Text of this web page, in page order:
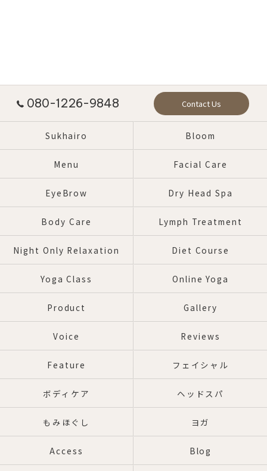
080-1226-9848 Contact Us
Sukhairo Bloom
Menu Facial Care
EyeBrow Dry Head Spa
Body Care Lymph Treatment
Night Only Relaxation Diet Course
Yoga Class Online Yoga
Product Gallery
Voice Reviews
Feature フェイシャル
ボディケア ヘッドスパ
もみほぐし ヨガ
Access Blog